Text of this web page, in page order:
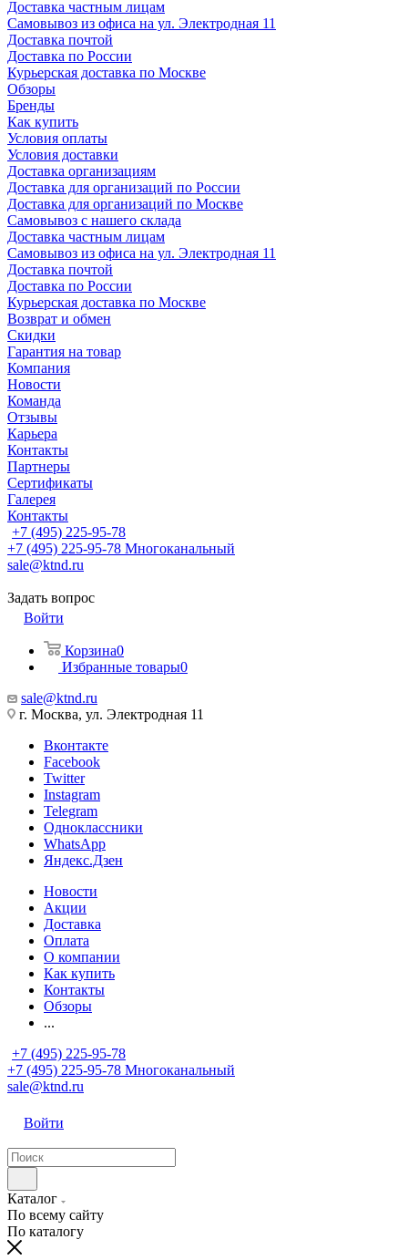
Доставка частным лицам
Самовывоз из офиса на ул. Электродная 11
Доставка почтой
Доставка по России
Курьерская доставка по Москве
Обзоры
Бренды
Как купить
Условия оплаты
Условия доставки
Доставка организациям
Доставка для организаций по России
Доставка для организаций по Москве
Самовывоз с нашего склада
Доставка частным лицам
Самовывоз из офиса на ул. Электродная 11
Доставка почтой
Доставка по России
Курьерская доставка по Москве
Возврат и обмен
Скидки
Гарантия на товар
Компания
Новости
Команда
Отзывы
Карьера
Контакты
Партнеры
Сертификаты
Галерея
Контакты
+7 (495) 225-95-78
+7 (495) 225-95-78 Многоканальный
sale@ktnd.ru
Задать вопрос
Войти
Корзина0
Избранные товары0
sale@ktnd.ru
г. Москва, ул. Электродная 11
Вконтакте
Facebook
Twitter
Instagram
Telegram
Одноклассники
WhatsApp
Яндекс.Дзен
Новости
Акции
Доставка
Оплата
О компании
Как купить
Контакты
Обзоры
...
+7 (495) 225-95-78
+7 (495) 225-95-78 Многоканальный
sale@ktnd.ru
Войти
Каталог
По всему сайту
По каталогу